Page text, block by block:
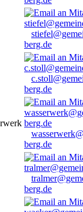
berg.de
berg.de
berg.de
berg.de